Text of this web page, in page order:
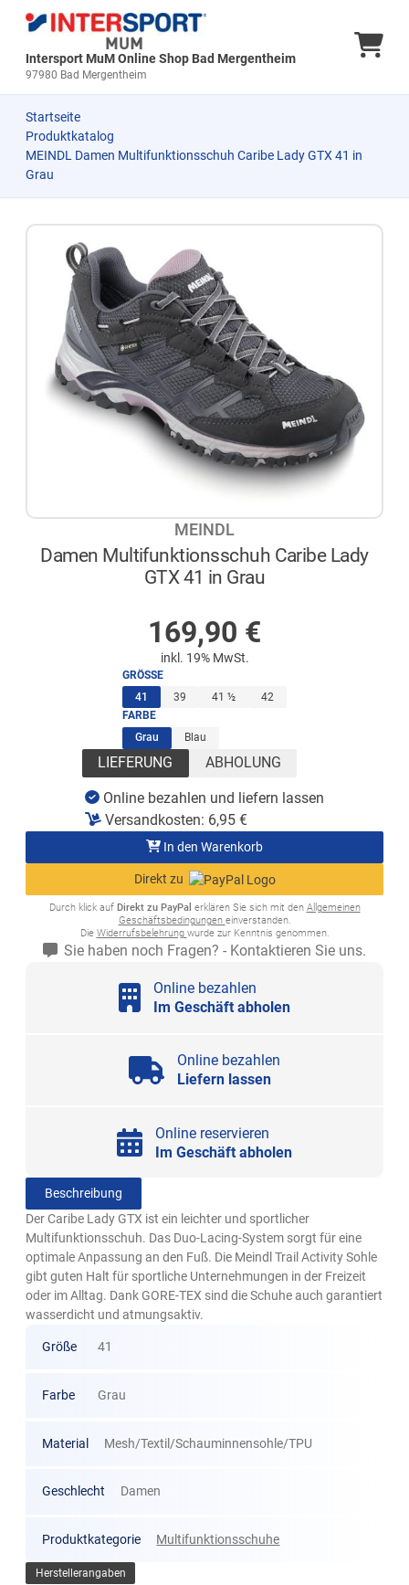
Intersport MuM Online Shop Bad Mergentheim
97980 Bad Mergentheim
Startseite
Produktkatalog
MEINDL Damen Multifunktionsschuh Caribe Lady GTX 41 in
Grau
MEINDL
Damen Multifunktionsschuh Caribe Lady
GTX 41 in Grau
169,90 €
inkl. 19% MwSt.
GRÖSSE
41 (ausgewählt)
39 41 ½
42
FARBE
Grau(ausgewählt)
Blau
LIEFERUNG ABHOLUNG
Online bezahlen und liefern lassen
Versandkosten: 6,95 €
In den Warenkorb
Direkt zu
Durch klick auf Direkt zu PayPal erklären Sie sich mit den Allgemeinen
Geschäftsbedingungen einverstanden.
Die Widerrufsbelehrung wurde zur Kenntnis genommen.
Sie haben noch Fragen? - Kontaktieren Sie uns.
Online bezahlen
Im Geschäft abholen
Online bezahlen
Liefern lassen
Online reservieren
Im Geschäft abholen
Beschreibung
Der Caribe Lady GTX ist ein leichter und sportlicher
Multifunktionsschuh. Das Duo-Lacing-System sorgt für eine
optimale Anpassung an den Fuß. Die Meindl Trail Activity Sohle
gibt guten Halt für sportliche Unternehmungen in der Freizeit
oder im Alltag. Dank GORE-TEX sind die Schuhe auch garantiert
wasserdicht und atmungsaktiv.
Größe 41
Farbe Grau
Material Mesh/Textil/Schauminnensohle/TPU
Geschlecht Damen
Produktkategorie Multifunktionsschuhe
Herstellerangaben